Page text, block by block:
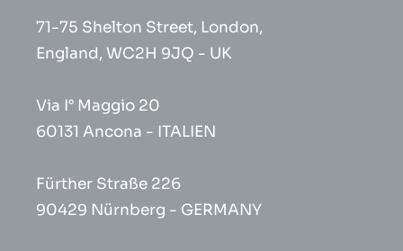
71-75 Shelton Street, London,
England, WC2H 9JQ - UK
Via I° Maggio 20
60131 Ancona - ITALIEN
Fürther Straße 226
90429 Nürnberg - GERMANY